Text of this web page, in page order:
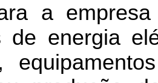
a
de energia